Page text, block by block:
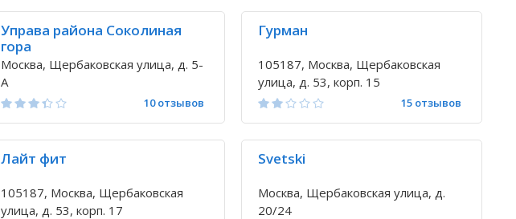
Управа района Соколиная
гора
Москва, Щербаковская улица, д. 5-
А
10 отзывов
Гурман
105187, Москва, Щербаковская
улица, д. 53, корп. 15
15 отзывов
Лайт фит
105187, Москва, Щербаковская
улица, д. 53, корп. 17
Svetski
Москва, Щербаковская улица, д.
20/24